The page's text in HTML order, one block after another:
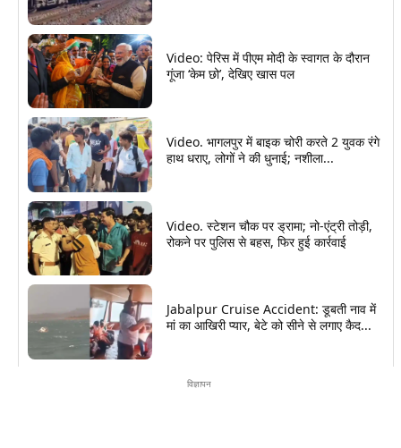
Video: पेरिस में पीएम मोदी के स्वागत के दौरान
गूंजा ‘केम छो’, देखिए खास पल
Video. भागलपुर में बाइक चोरी करते 2 युवक रंगे
हाथ धराए, लोगों ने की धुनाई; नशीला...
Video. स्टेशन चौक पर ड्रामा; नो-एंट्री तोड़ी,
रोकने पर पुलिस से बहस, फिर हुई कार्रवाई
Jabalpur Cruise Accident: डूबती नाव में
मां का आखिरी प्यार, बेटे को सीने से लगाए कैद...
विज्ञापन